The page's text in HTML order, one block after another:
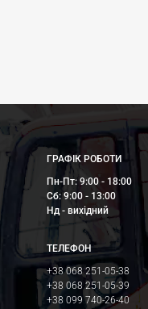
ГРАФІК РОБОТИ
Пн-Пт: 9:00 - 18:00
Сб: 9:00 - 13:00
Нд - вихідний
ТЕЛЕФОН
+38 068 251-05-38
+38 068 251-05-39
+38 099 740-26-40